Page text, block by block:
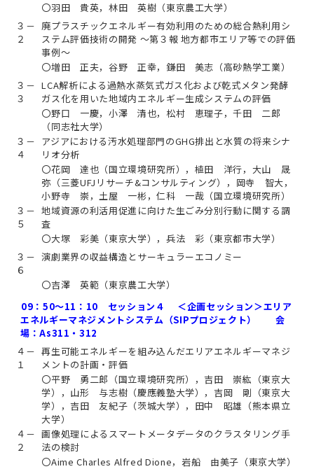
〇羽田 貴英，林田 英樹（東京農工大学）
３－
２
廃プラスチックエネルギー有効利用のための総合熱利用シ
ステム評価技術の開発 ～第３報 地方都市エリア等での評価
事例～
〇増田 正夫，谷野 正幸，鎌田 美志（高砂熱学工業）
３－
３
LCA解析による過熱水蒸気式ガス化および乾式メタン発酵
ガス化を用いた地域内エネルギー生成システムの評価
〇野口 一慶，小澤 清也，松村 恵理子，千田 二郎
（同志社大学）
３－
４
アジアにおける汚水処理部門のGHG排出と水質の将来シナ
リオ分析
〇花岡 達也（国立環境研究所），植田 洋行，大山 晟
弥（三菱UFJリサーチ&コンサルティング），岡寺 智大，
小野寺 崇，土屋 一彬，仁科 一哉（国立環境研究所）
３－
５
地域資源の利活用促進に向けた生ごみ分別行動に関する調
査
〇大塚 彩美（東京大学），兵法 彩（東京都市大学）
３－
６
演劇業界の収益構造とサーキュラーエコノミー
〇吉澤 英範（東京農工大学）
09：50～11：10 セッション４ ＜企画セッション＞エリア
エネルギーマネジメントシステム（SIPプロジェクト） 会
場：As311・312
４－
１
再生可能エネルギーを組み込んだエリアエネルギーマネジ
メントの計画・評価
〇平野 勇二郎（国立環境研究所），吉田 崇紘（東京大
学），山形 与志樹（慶應義塾大学），吉岡 剛（東京大
学），吉田 友紀子（茨城大学），田中 昭雄（熊本県立
大学）
４－
２
画像処理によるスマートメータデータのクラスタリング手
法の検討
〇Aime Charles Alfred Dione，岩船 由美子（東京大学）